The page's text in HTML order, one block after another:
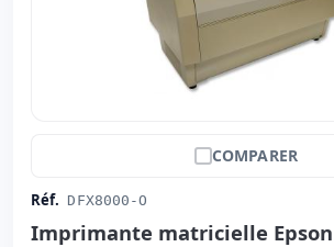
COMPARER
Réf. DFX8000-O
Imprimante matricielle Epson